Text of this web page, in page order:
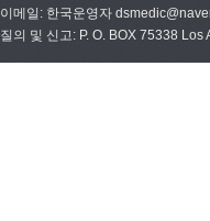
이메일: 한국운영자
질의 및 신고: P. O. BOX 75338